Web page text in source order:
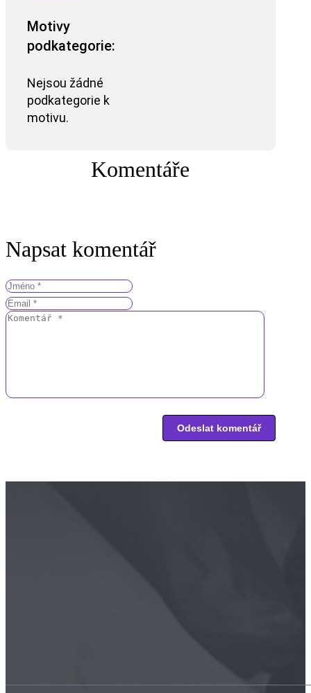
Motivy
podkategorie:
Nejsou žádné
podkategorie k
motivu.
Komentáře
Napsat komentář